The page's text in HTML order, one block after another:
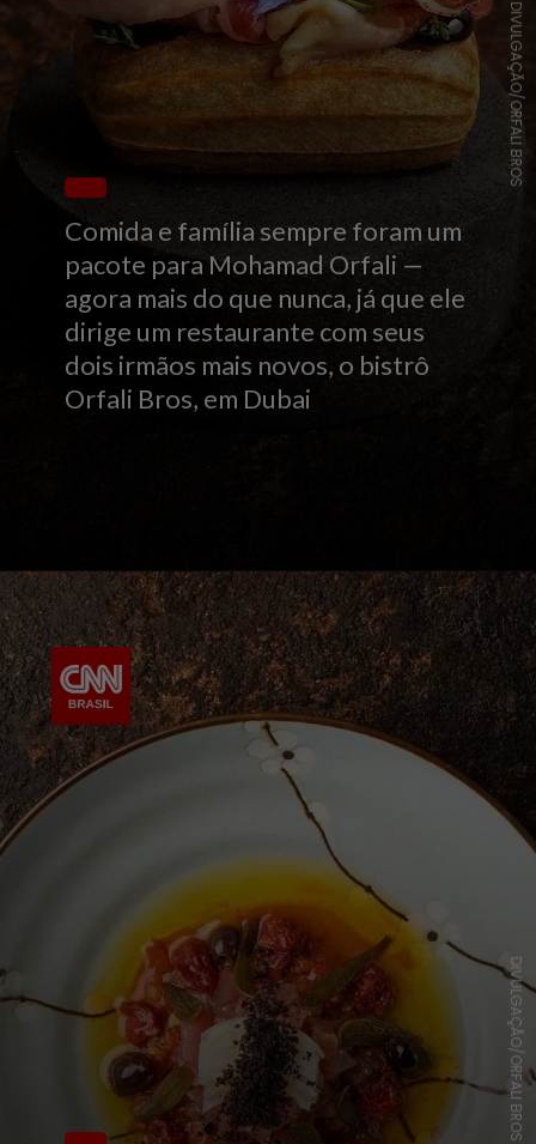
Comida e família sempre foram um
pacote para Mohamad Orfali —
agora mais do que nunca, já que ele
dirige um restaurante com seus
dois irmãos mais novos, o bistrô
Orfali Bros, em Dubai
DIVULGAÇÃO/ORFALI BROS
DIVULGAÇÃO/ORFALI BROS